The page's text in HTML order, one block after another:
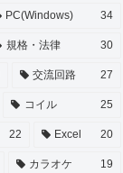
PC(Windows) 34
規格・法律 30
交流回路 27
コイル 25
22 Excel 20
カラオケ 19